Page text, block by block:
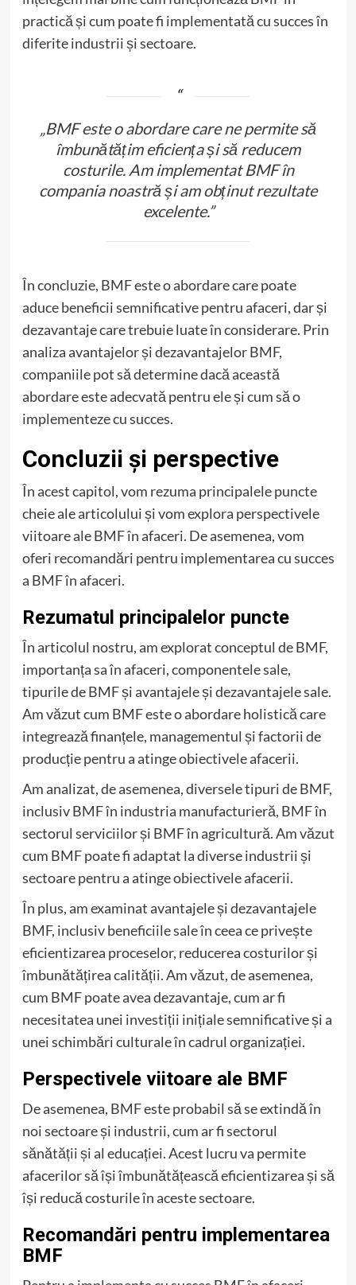
practică și cum poate fi implementată cu succes în
diferite industrii și sectoare.
„BMF este o abordare care ne permite să
îmbunătățim eficiența și să reducem
costurile. Am implementat BMF în
compania noastră și am obținut rezultate
excelente.”
În concluzie, BMF este o abordare care poate
aduce beneficii semnificative pentru afaceri, dar și
dezavantaje care trebuie luate în considerare. Prin
analiza avantajelor și dezavantajelor BMF,
companiile pot să determine dacă această
abordare este adecvată pentru ele și cum să o
implementeze cu succes.
Concluzii și perspective
În acest capitol, vom rezuma principalele puncte
cheie ale articolului și vom explora perspectivele
viitoare ale BMF în afaceri. De asemenea, vom
oferi recomandări pentru implementarea cu succes
a BMF în afaceri.
Rezumatul principalelor puncte
În articolul nostru, am explorat conceptul de BMF,
importanța sa în afaceri, componentele sale,
tipurile de BMF și avantajele și dezavantajele sale.
Am văzut cum BMF este o abordare holistică care
integrează finanțele, managementul și factorii de
producție pentru a atinge obiectivele afacerii.
Am analizat, de asemenea, diversele tipuri de BMF,
inclusiv BMF în industria manufacturieră, BMF în
sectorul serviciilor și BMF în agricultură. Am văzut
cum BMF poate fi adaptat la diverse industrii și
sectoare pentru a atinge obiectivele afacerii.
În plus, am examinat avantajele și dezavantajele
BMF, inclusiv beneficiile sale în ceea ce privește
eficientizarea proceselor, reducerea costurilor și
îmbunătățirea calității. Am văzut, de asemenea,
cum BMF poate avea dezavantaje, cum ar fi
necesitatea unei investiții inițiale semnificative și a
unei schimbări culturale în cadrul organizației.
Perspectivele viitoare ale BMF
De asemenea, BMF este probabil să se extindă în
noi sectoare și industrii, cum ar fi sectorul
sănătății și al educației. Acest lucru va permite
afacerilor să își îmbunătățească eficientizarea și să
își reducă costurile în aceste sectoare.
Recomandări pentru implementarea
BMF